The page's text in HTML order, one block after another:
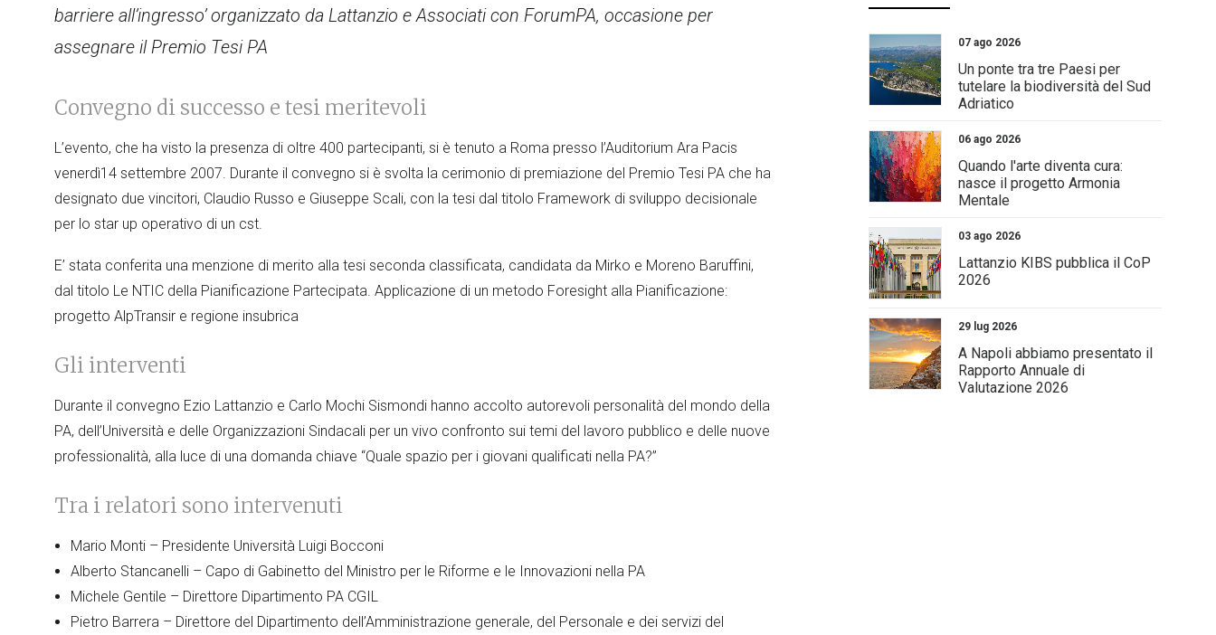
barriere all’ingresso’ organizzato da Lattanzio e Associati con ForumPA, occasione per
assegnare il Premio Tesi PA
Convegno di successo e tesi meritevoli
L’evento, che ha visto la presenza di oltre 400 partecipanti, si è tenuto a Roma presso l’Auditorium Ara Pacis
venerdì14 settembre 2007. Durante il convegno si è svolta la cerimonio di premiazione del Premio Tesi PA che ha
designato due vincitori, Claudio Russo e Giuseppe Scali, con la tesi dal titolo Framework di sviluppo decisionale
per lo star up operativo di un cst.
E’ stata conferita una menzione di merito alla tesi seconda classificata, candidata da Mirko e Moreno Baruffini,
dal titolo Le NTIC della Pianificazione Partecipata. Applicazione di un metodo Foresight alla Pianificazione:
progetto AlpTransir e regione insubrica
Gli interventi
Durante il convegno Ezio Lattanzio e Carlo Mochi Sismondi hanno accolto autorevoli personalità del mondo della
PA, dell’Università e delle Organizzazioni Sindacali per un vivo confronto sui temi del lavoro pubblico e delle nuove
professionalità, alla luce di una domanda chiave “Quale spazio per i giovani qualificati nella PA?”
Tra i relatori sono intervenuti
Mario Monti – Presidente Università Luigi Bocconi
Alberto Stancanelli – Capo di Gabinetto del Ministro per le Riforme e le Innovazioni nella PA
Michele Gentile – Direttore Dipartimento PA CGIL
Pietro Barrera – Direttore del Dipartimento dell’Amministrazione generale, del Personale e dei servizi del
07 ago 2026
Un ponte tra tre Paesi per
tutelare la biodiversità del Sud
Adriatico
06 ago 2026
Quando l'arte diventa cura:
nasce il progetto Armonia
Mentale
03 ago 2026
Lattanzio KIBS pubblica il CoP
2026
29 lug 2026
A Napoli abbiamo presentato il
Rapporto Annuale di
Valutazione 2026